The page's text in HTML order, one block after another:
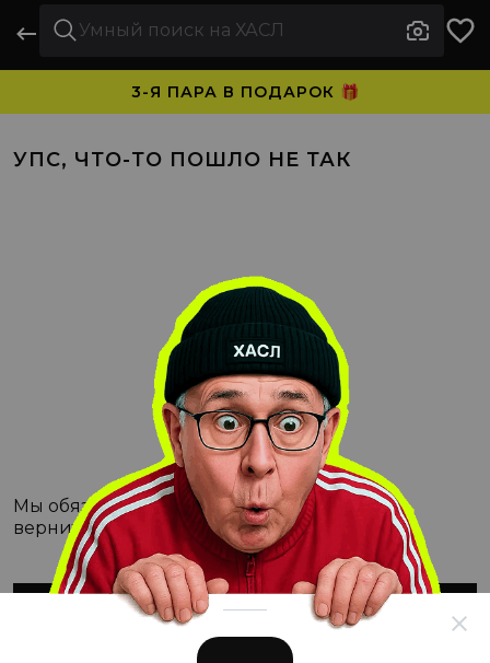
3-Я ПАРА В ПОДАРОК 🎁
УПС, ЧТО-ТО ПОШЛО НЕ ТАК
Мы обязательно с этим разберёмся, а пока
вернитесь на Главную
ВЕРНУТЬСЯ НА ГЛАВНУЮ